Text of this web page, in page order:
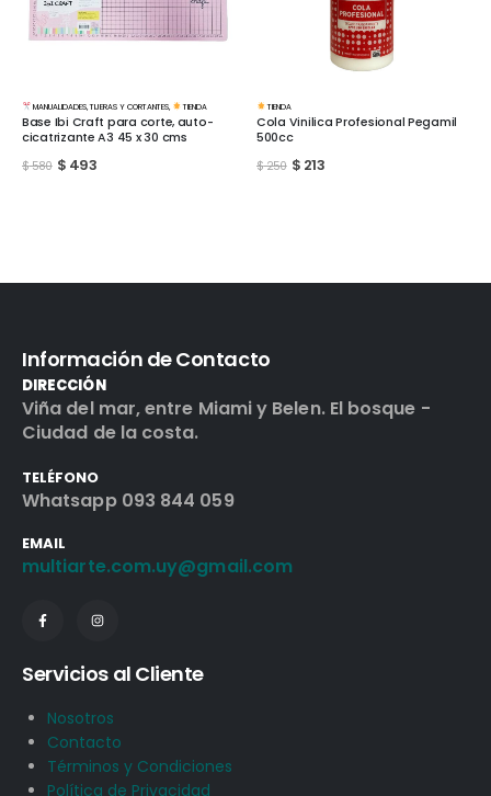
MANUALIDADES,TIJERAS Y CORTANTES, TIENDA
Base Ibi Craft para corte, auto-
cicatrizante A3 45 x 30 cms
$580 $ 493
TIENDA
Cola Vinilica Profesional Pegamil
500cc
$250 $ 213
Información de Contacto
DIRECCIÓN
Viña del mar, entre Miami y Belen. El bosque -
Ciudad de la costa.
TELÉFONO
Whatsapp 093 844 059
EMAIL
multiarte.com.uy@gmail.com
Servicios al Cliente
Nosotros
Contacto
Términos y Condiciones
Política de Privacidad